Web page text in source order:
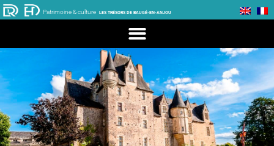
Patrimoine & culture LES TRÉSORS DE BAUGÉ-EN-ANJOU